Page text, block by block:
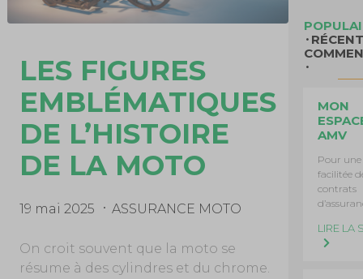
LES FIGURES
EMBLÉMATIQUES
DE L’HISTOIRE
DE LA MOTO
19 mai 2025 ASSURANCE MOTO
On croit souvent que la moto se
résume à des cylindres et du chrome.
MON
AMV
Pour
facilitée
contrats
LIRE LA